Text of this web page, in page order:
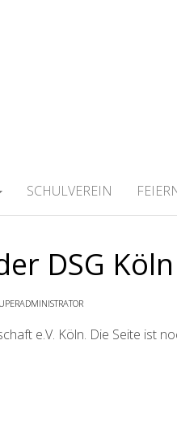
SCHULVEREIN
DSG Köln
e.V. Köln. Die Seite ist